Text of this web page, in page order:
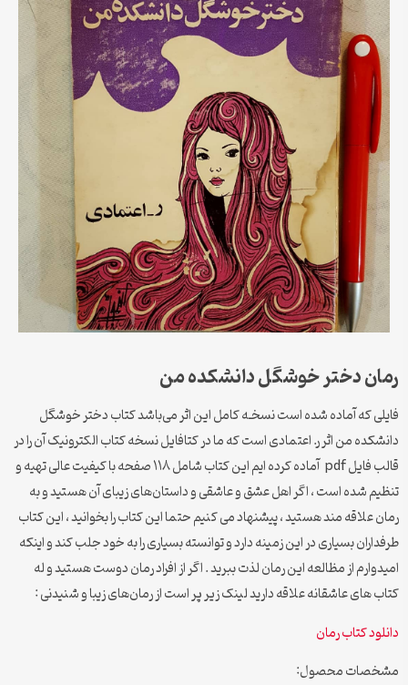
رمان دختر خوشگل دانشکده من
فایلی که آماده شده است نسخـه کامل این اثر می‌باشد کتاب دختر خوشگل
دانشکده من اثر ر. اعتمادی است که ما در کتافایل نسخه کتاب الکترونیک آن را در
قالب فایل pdf آماده کرده ایم این کتاب شامل ۱۱۸ صفحه با کیفیت عالی تهیه و
تنظیم شده است ، اگر اهل عشق و عاشقی و داستان‌های زیبای آن هستید و به
رمان علاقه مند هستید ، پیشنهاد می کنیم حتما این کتاب را بخوانید ، این کتاب
طرفداران بسیاری در این زمینه دارد و توانسته بسیاری را به خود جلب کند و اینکه
امیدوارم از مظالعه این رمان لذت ببرید . اگر از افراد رمان دوست هستید و له
کتاب های عاشقانه علاقه دارید لینک زیر پر است از رمان‌های زیبا و شنیدنی :
دانلود کتاب رمان
مشخصات محصول: